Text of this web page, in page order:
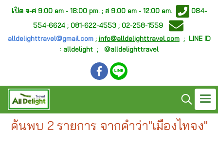
เปิด จ-ศ 9:00 am - 18:00 pm. ; ส 9:00 am - 12:00 am.
084-
554-6624 ; 081-622-4553 ; 02-258-1559
alldelighttravel@gmail.com; info@alldelighttravel.com; LINE ID
: alldelight ; @alldelighttravel
ค้นพบ 2 รายการ จากคำว่า"เมืองไทจง"